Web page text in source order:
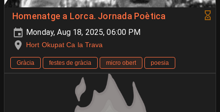
Homenatge a Lorca. Jornada Poètica
Monday, Aug 18, 2025, 06:00 PM
Hort Okupat Ca la Trava
Gràcia festes de gràcia micro obert poesia